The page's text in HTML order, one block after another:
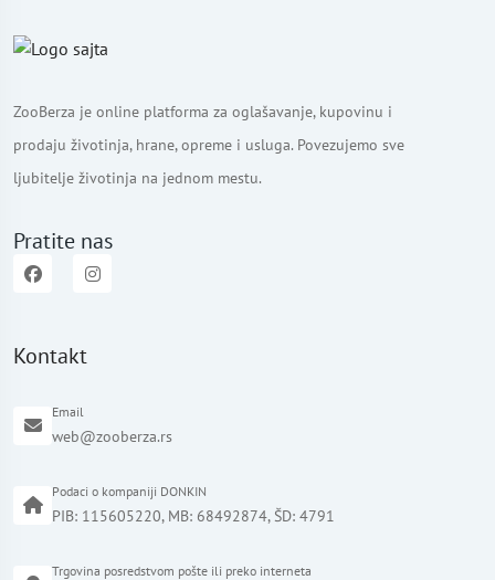
ZooBerza je online platforma za oglašavanje, kupovinu i
prodaju životinja, hrane, opreme i usluga. Povezujemo sve
ljubitelje životinja na jednom mestu.
Pratite nas
Kontakt
Email
web@zooberza.rs
Podaci o kompaniji DONKIN
PIB: 115605220, MB: 68492874, ŠD: 4791
Trgovina posredstvom pošte ili preko interneta